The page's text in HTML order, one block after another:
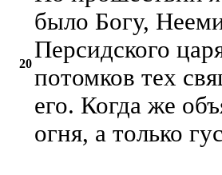
20
было Богу,
Персидского
потомков тех
его. Когда же
огня, а только